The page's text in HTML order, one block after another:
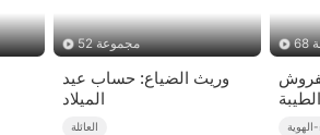
52 مجموعة
وريث الضياع: حساب عيد
الميلاد
العائلة الهوية